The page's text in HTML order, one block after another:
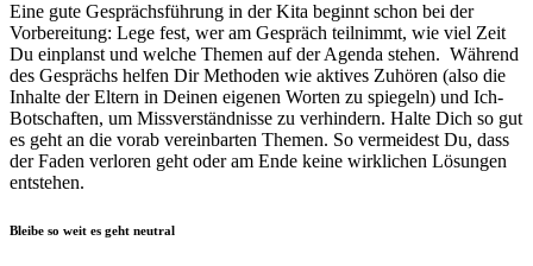
Eine gute Gesprächsführung in der Kita beginnt schon bei der
Vorbereitung: Lege fest, wer am Gespräch teilnimmt, wie viel Zeit
Du einplanst und welche Themen auf der Agenda stehen. Während
des Gesprächs helfen Dir Methoden wie aktives Zuhören (also die
Inhalte der Eltern in Deinen eigenen Worten zu spiegeln) und Ich-
Botschaften, um Missverständnisse zu verhindern. Halte Dich so gut
es geht an die vorab vereinbarten Themen. So vermeidest Du, dass
der Faden verloren geht oder am Ende keine wirklichen Lösungen
entstehen.
Bleibe so weit es geht neutral